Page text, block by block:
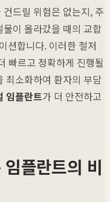
드릴 위험은 없는지, 주
이 올라갔을 때의 교합
션합니다. 이러한 철저
빠르고 정확하게 진행될
최소화하여 환자의 부담
임플란트가 더 안전하고
플란트의 비